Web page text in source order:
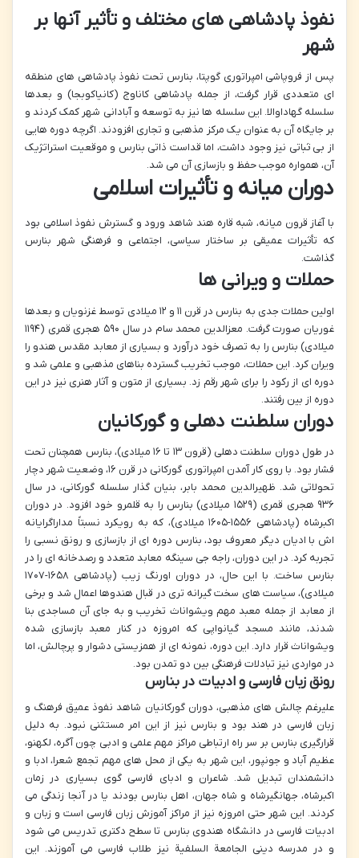
نفوذ پادشاهی های مختلف و تأثیر آنها بر
شهر
پس از فروپاشی امپراتوری گوپتا، بنارس تحت نفوذ پادشاهی های منطقه
ای متعددی قرار گرفت، از جمله پادشاهی کاناوج (کانیاکوبجا) و بعدها
سلسله گهاداوالا. این سلسله ها نیز به توسعه و آبادانی شهر کمک کردند و
بر جایگاه آن به عنوان یک مرکز مذهبی و تجاری افزودند. اگرچه دوره هایی
از بی ثباتی نیز وجود داشت، اما قداست ذاتی بنارس و موقعیت استراتژیک
آن، همواره موجب حفظ و بازسازی آن می شد.
دوران میانه و تأثیرات اسلامی
با آغاز قرون میانه، شبه قاره هند شاهد ورود و گسترش نفوذ اسلامی بود
که تأثیرات عمیقی بر ساختار سیاسی، اجتماعی و فرهنگی شهر بنارس
گذاشت.
حملات و ویرانی ها
اولین حملات جدی به بنارس در قرن ۱۱ و ۱۲ میلادی توسط غزنویان و بعدها
غوریان صورت گرفت. معزالدین محمد سام در سال ۵۹۰ هجری قمری (۱۱۹۴
میلادی) بنارس را به تصرف خود درآورد و بسیاری از معابد مقدس هندو را
ویران کرد. این حملات، موجب تخریب گسترده بناهای مذهبی و علمی شد و
دوره ای از رکود را برای شهر رقم زد. بسیاری از متون و آثار هنری نیز در این
دوره از بین رفتند.
دوران سلطنت دهلی و گورکانیان
در طول دوران سلطنت دهلی (قرون ۱۳ تا ۱۶ میلادی)، بنارس همچنان تحت
فشار بود. با روی کار آمدن امپراتوری گورکانی در قرن ۱۶، وضعیت شهر دچار
تحولاتی شد. ظهیرالدین محمد بابر، بنیان گذار سلسله گورکانی، در سال
۹۳۶ هجری قمری (۱۵۲۹ میلادی) بنارس را به قلمرو خود افزود. در دوران
اکبرشاه (پادشاهی ۱۵۵۶-۱۶۰۵ میلادی)، که به رویکرد نسبتاً مداراگرایانه
اش با ادیان دیگر معروف بود، بنارس دوره ای از بازسازی و رونق نسبی را
تجربه کرد. در این دوران، راجه جی سینگه معابد متعدد و رصدخانه ای را در
بنارس ساخت. با این حال، در دوران اورنگ زیب (پادشاهی ۱۶۵۸-۱۷۰۷
میلادی)، سیاست های سخت گیرانه تری در قبال هندوها اعمال شد و برخی
از معابد از جمله معبد مهم ویشواناث تخریب و به جای آن مساجدی بنا
شدند، مانند مسجد گیانواپی که امروزه در کنار معبد بازسازی شده
ویشواناث قرار دارد. این دوره، نمونه ای از همزیستی دشوار و پرچالش، اما
در مواردی نیز تبادلات فرهنگی بین دو تمدن بود.
رونق زبان فارسی و ادبیات در بنارس
علیرغم چالش های مذهبی، دوران گورکانیان شاهد نفوذ عمیق فرهنگ و
زبان فارسی در هند بود و بنارس نیز از این امر مستثنی نبود. به دلیل
قرارگیری بنارس بر سر راه ارتباطی مراکز مهم علمی و ادبی چون آگره، لکهنو،
عظیم آباد و جونپور، این شهر به یکی از محل های مهم تجمع شعرا، ادبا و
دانشمندان تبدیل شد. شاعران و ادبای فارسی گوی بسیاری در زمان
اکبرشاه، جهانگیرشاه و شاه جهان، اهل بنارس بودند یا در آنجا زندگی می
کردند. این شهر حتی امروزه نیز از مراکز آموزش زبان فارسی است و زبان و
ادبیات فارسی در دانشگاه هندوی بنارس تا سطح دکتری تدریس می شود
و در مدرسه دینی الجامعة السلفیة نیز طلاب فارسی می آموزند. این